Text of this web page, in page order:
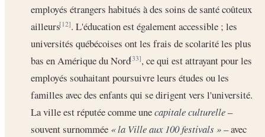
employés étrangers habitués à des soins de santé coûteux
ailleurs[12]. L'éducation est également accessible ; les
universités québécoises ont les frais de scolarité les plus
bas en Amérique du Nord[33], ce qui est attrayant pour les
employés souhaitant poursuivre leurs études ou les
familles avec des enfants qui se dirigent vers l'université.
La ville est réputée comme unecapitale culturelle–
souvent surnommée « la Ville aux 100 festivals »– avec